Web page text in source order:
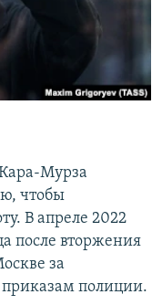
Мурза
чтобы
В апреле 2022
после вторжения
за
полиции.